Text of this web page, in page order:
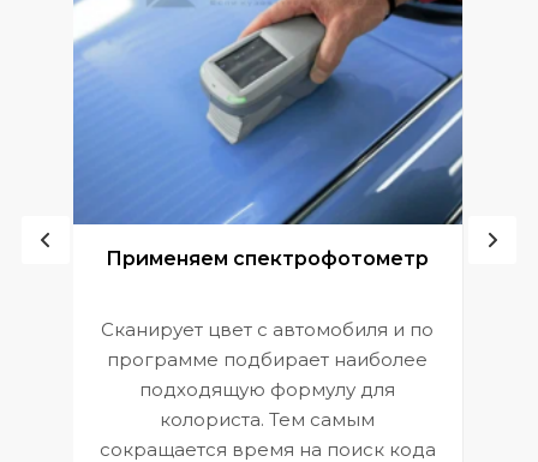
Применяем спектрофотометр
Сканирует цвет с автомобиля и по
программе подбирает наиболее
подходящую формулу для
колориста. Тем самым
сокращается время на поиск кода